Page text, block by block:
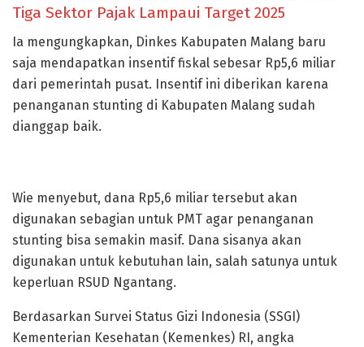
Tiga Sektor Pajak Lampaui Target 2025
Ia mengungkapkan, Dinkes Kabupaten Malang baru
saja mendapatkan insentif fiskal sebesar Rp5,6 miliar
dari pemerintah pusat. Insentif ini diberikan karena
penanganan stunting di Kabupaten Malang sudah
dianggap baik.
Wie menyebut, dana Rp5,6 miliar tersebut akan
digunakan sebagian untuk PMT agar penanganan
stunting bisa semakin masif. Dana sisanya akan
digunakan untuk kebutuhan lain, salah satunya untuk
keperluan RSUD Ngantang.
Berdasarkan Survei Status Gizi Indonesia (SSGI)
Kementerian Kesehatan (Kemenkes) RI, angka